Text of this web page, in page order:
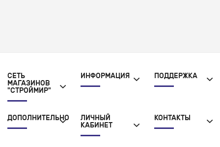
СЕТЬ
МАГАЗИНОВ
"СТРОЙМИР"
ИНФОРМАЦИЯ ПОДДЕРЖКА
ДОПОЛНИТЕЛЬНО
ЛИЧНЫЙ
КАБИНЕТ
КОНТАКТЫ